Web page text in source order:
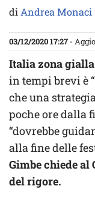
diAndrea Monaci
03/12/2020 17:27 -
Italia zona gialla
in tempi brevi è
che una
poche ore dalla
“dovrebbe
alla fine delle
Gimbe chiede al
del rigore.